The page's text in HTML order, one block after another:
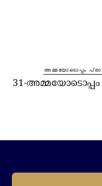
⁠അമ്മയോടൊപ്പം
31-അമ്മയോടൊപ്പം